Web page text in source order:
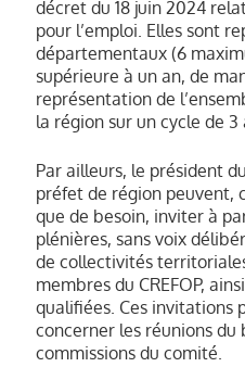
Observation,
territoires, publics
thématiques.
Suivi de la
Suivi des
(Insertion par
handicap, etc.).
Suivi des
programme
Orientations
fonctionnement
l’emploi.
décret du 18 juin 2024
pour l’emploi. Elles sont
départementaux (6
supérieure à un an, de
représentation de
la région sur un cycle de 3
Par ailleurs, le président
préfet de région peuvent,
que de besoin, inviter à
plénières, sans voix
de collectivités
membres du CREFOP,
qualifiées. Ces invitations
concerner les réunions du
commissions du comité.